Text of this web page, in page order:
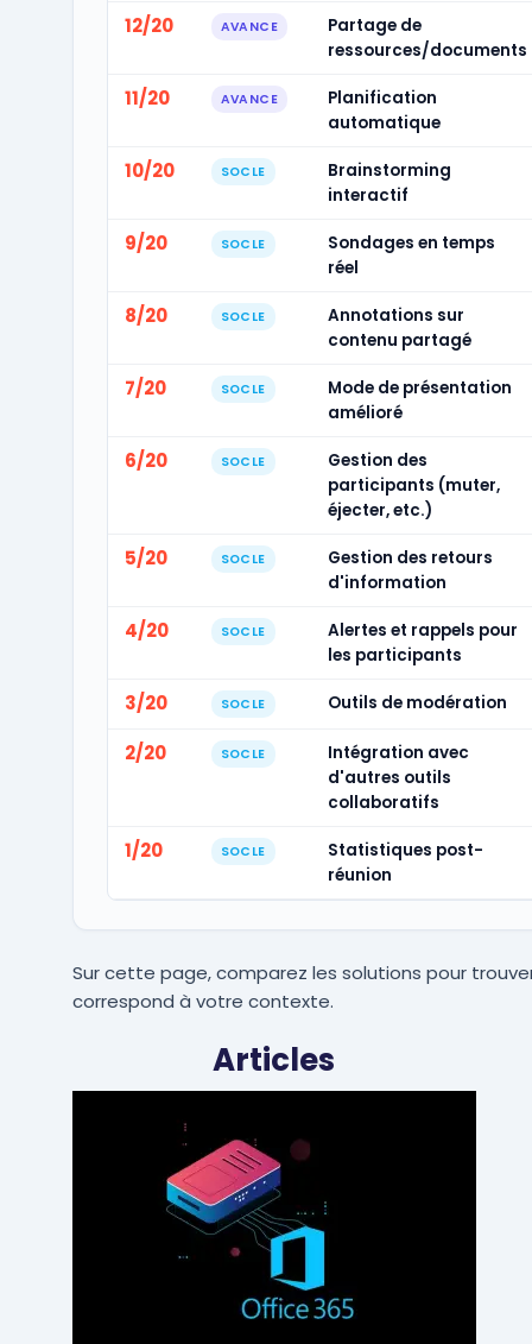
12/20 AVANCE
Partage de
ressources/documents
11/20 AVANCE
Planification
automatique
10/20 SOCLE
Brainstorming
interactif
9/20 SOCLE
Sondages en temps
réel
8/20 SOCLE
Annotations sur
contenu partagé
7/20 SOCLE
Mode de présentation
amélioré
6/20 SOCLE
Gestion des
participants (muter,
éjecter, etc.)
5/20 SOCLE
Gestion des retours
d'information
4/20 SOCLE
Alertes et rappels pour
les participants
3/20 SOCLE Outils de modération
2/20 SOCLE
Intégration avec
d'autres outils
collaboratifs
1/20 SOCLE
Statistiques post-
réunion
Sur cette page, comparez les solutions pour
correspond à votre contexte.
Articles